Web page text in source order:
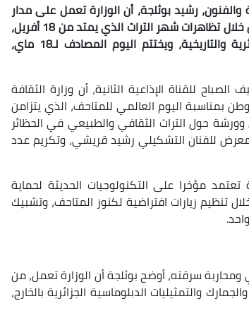
رشيد بوثلجة، أن الوزارة تعمل على مدار
السنة على حماية التراث الثقافي الوطني وتثمينه، خاصة من خلال تظاهرات شهر التراث الذي يمتد من 18 أفريل،
المصادف لليوم العالمي للممتلكات الثقافية والمعالم الأثرية والتاريخية، ويختتم اليوم المصادف لـ18 ماي،
للقناة الإذاعية الثانية، أن وزارة الثقافة
بمناسبة اليوم العالمي للمتاحف، الذي يتزامن
حول التراث الثقافي والطبيعي في الحظائر
للفنان التشكيلي رشيد قريشي، وتكريم عدد
مؤخرا على التكنولوجيات الحديثة لحماية
تنظيم زيارات افتراضية لكنوز المتاحف، وتشبيك
سرقته، أوضح بوثلجة أن الوزارة تعمل، من
والتمثيليات الدبلوماسية الجزائرية بالخارج،